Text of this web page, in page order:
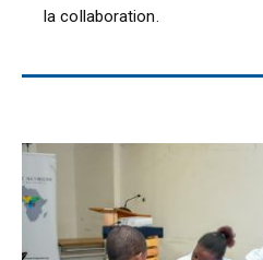
la collaboration.